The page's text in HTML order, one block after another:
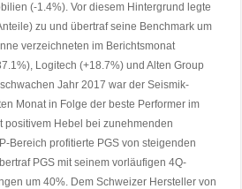
(-1.4%). Vor diesem Hintergrund legte
zu und übertraf seine Benchmark um
verzeichneten im Berichtsmonat
Logitech (+18.7%) und Alten Group
Jahr 2017 war der Seismik-
Monat in Folge der beste Performer im
positivem Hebel bei zunehmenden
Bereich profitierte PGS von steigenden
PGS mit seinem vorläufigen 4Q-
um 40%. Dem Schweizer Hersteller von